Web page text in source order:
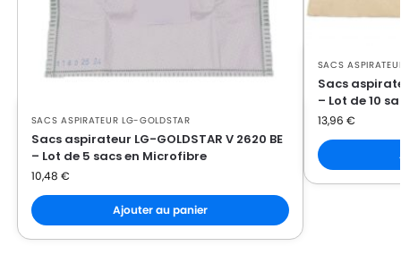
GOLDSTAR
LG-GOLDSTAR PASSION 3800
LG-
LG-GOLDSTAR PASSION 4000
LG-
GOLDSTAR
LG-GOLDSTAR PASSION 4200
LG-
GOLDSTAR
LG-GOLDSTAR REY (Série)
SACS ASPIRATEUR LG-GOLDSTAR
Sacs aspirateur LG-GOLDSTAR V 2620 BE
– Lot de 5 sacs en Microfibre
10,48 €
Ajouter au panier
SACS
Sacs
– Lot de 10
13,96 €